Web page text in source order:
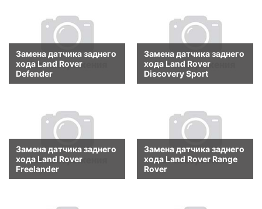
Замена датчика заднего
хода Land Rover
Defender
Замена датчика заднего
хода Land Rover
Discovery Sport
Замена датчика заднего
хода Land Rover
Freelander
Замена датчика заднего
хода Land Rover Range
Rover